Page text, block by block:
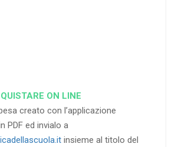
ON LINE
creato con l’applicazione
PDF ed invialo a
insieme al titolo del